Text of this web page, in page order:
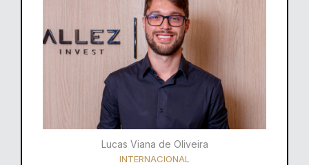
Lucas Viana de Oliveira
INTERNACIONAL